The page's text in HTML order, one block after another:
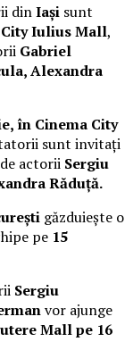
dinIași sunt
City Iulius Mall,
Gabriel
Alexandra
în Cinema City
sunt invitați
actorii Sergiu
Răduță.
găzduiește o
pe 15
Sergiu
vor ajunge
Mall pe 16